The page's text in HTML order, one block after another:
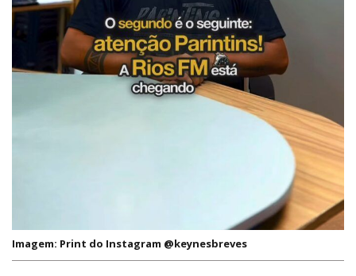
Imagem: Print do Instagram @keynesbreves